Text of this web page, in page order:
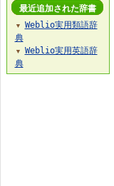
最近追加された辞書
▼
Weblio実用類語辞
典
▼
Weblio実用英語辞
典